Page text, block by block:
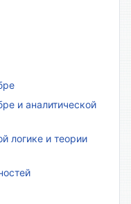
и аналитической
логике и теории